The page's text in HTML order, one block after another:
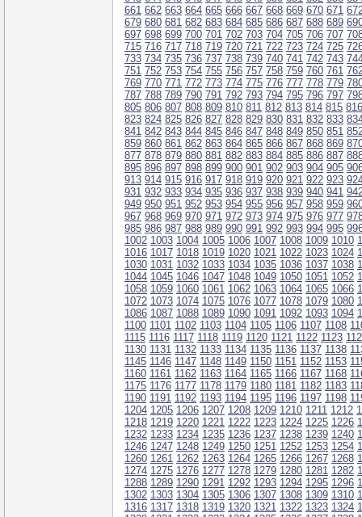
661 662 663 664 665 666 667 668 669 670 671
679 680 681 682 683 684 685 686 687 688 689
697 698 699 700 701 702 703 704 705 706 707
715 716 717 718 719 720 721 722 723 724 725
733 734 735 736 737 738 739 740 741 742 743
751 752 753 754 755 756 757 758 759 760 761
769 770 771 772 773 774 775 776 777 778 779
787 788 789 790 791 792 793 794 795 796 797
805 806 807 808 809 810 811 812 813 814 815 816
823 824 825 826 827 828 829 830 831 832 833
841 842 843 844 845 846 847 848 849 850 851
859 860 861 862 863 864 865 866 867 868 869
877 878 879 880 881 882 883 884 885 886 887
895 896 897 898 899 900 901 902 903 904 905
913 914 915 916 917 918 919 920 921 922 923
931 932 933 934 935 936 937 938 939 940 941
949 950 951 952 953 954 955 956 957 958 959
967 968 969 970 971 972 973 974 975 976 977
985 986 987 988 989 990 991 992 993 994 995
1002 1003 1004 1005 1006 1007 1008 1009 1010
1016 1017 1018 1019 1020 1021 1022 1023 1024
1030 1031 1032 1033 1034 1035 1036 1037 1038
1044 1045 1046 1047 1048 1049 1050 1051 1052
1058 1059 1060 1061 1062 1063 1064 1065 1066
1072 1073 1074 1075 1076 1077 1078 1079 1080
1086 1087 1088 1089 1090 1091 1092 1093 1094
1100 1101 1102 1103 1104 1105 1106 1107 1108
1115 1116 1117 1118 1119 1120 1121 1122 1123
1130 1131 1132 1133 1134 1135 1136 1137 1138
1145 1146 1147 1148 1149 1150 1151 1152 1153
1160 1161 1162 1163 1164 1165 1166 1167 1168
1175 1176 1177 1178 1179 1180 1181 1182 1183
1190 1191 1192 1193 1194 1195 1196 1197 1198
1204 1205 1206 1207 1208 1209 1210 1211 1212
1218 1219 1220 1221 1222 1223 1224 1225 1226
1232 1233 1234 1235 1236 1237 1238 1239 1240
1246 1247 1248 1249 1250 1251 1252 1253 1254
1260 1261 1262 1263 1264 1265 1266 1267 1268
1274 1275 1276 1277 1278 1279 1280 1281 1282
1288 1289 1290 1291 1292 1293 1294 1295 1296
1302 1303 1304 1305 1306 1307 1308 1309 1310
1316 1317 1318 1319 1320 1321 1322 1323 1324